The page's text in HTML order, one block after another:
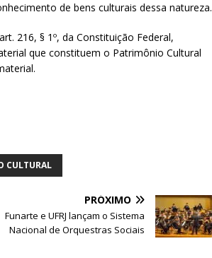
de bens culturais dessa natureza.
216, § 1º, da Constituição Federal,
que constituem o Patrimônio Cultural
CULTURAL
PRÓXIMO
Funarte e UFRJ lançam o Sistema
Nacional de Orquestras Sociais